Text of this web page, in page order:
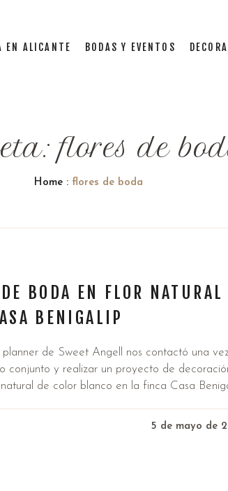
EN ALICANTE BODAS Y EVENTOS
flores de
Home : flores de boda
BODA EN FLOR NATURAL
BENIGALIP
de Sweet Angell nos contactó una
conjunto y realizar un proyecto de
de color blanco en la finca Casa
5 de mayo de